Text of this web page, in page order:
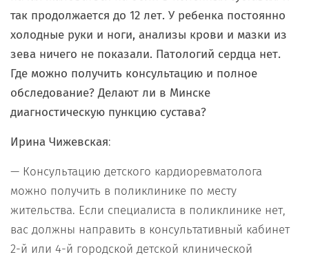
так продолжается до 12 лет. У ребенка постоянно
холодные руки и ноги, анализы крови и мазки из
зева ничего не показали. Патологий сердца нет.
Где можно получить консультацию и полное
обследование? Делают ли в Минске
диагностическую пункцию сустава?
Ирина Чижевская:
— Консультацию детского кардиоревматолога
можно получить в поликлинике по месту
жительства. Если специалиста в поликлинике нет,
вас должны направить в консультативный кабинет
2-й или 4-й городской детской клинической